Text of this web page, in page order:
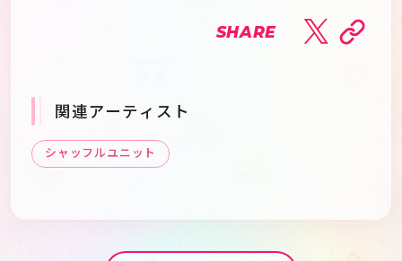
SHARE
関連アーティスト
シャッフルユニット